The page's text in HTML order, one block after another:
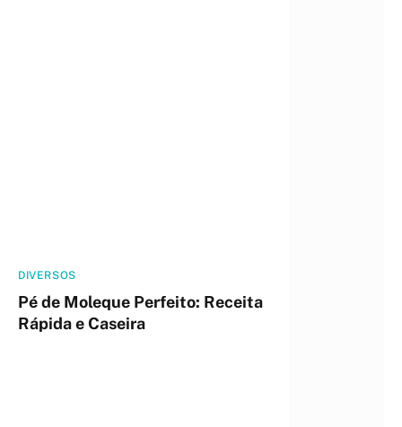
DIVERSOS
Pé de Moleque Perfeito: Receita
Rápida e Caseira